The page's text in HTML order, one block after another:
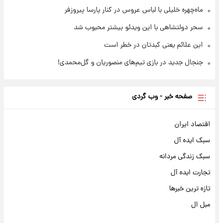
ماه‌چهره خلیلی با لباس عروس در کنار پارسا پیروزفر
سحر دولتشاهی با این ویدئو بیشتر محبوب شد
این علائم یعنی کبدتان در خطر است
جنجال جدید در بازی تیم‌های منصوریان و گل‌محمدی!
صفحه خبر - وب گردی
اقتصاد ایران
سبک ایده آل
سبک زندگی مردانه
تجارت ایده آل
تازه ترین خبرها
مبل ال